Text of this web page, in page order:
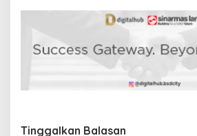
g
p
s
Tinggalkan Balasan